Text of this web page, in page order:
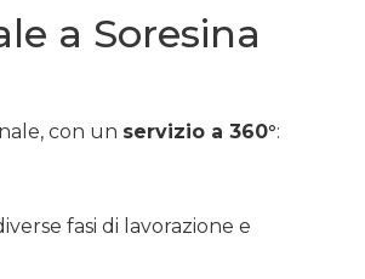
a Soresina
con un servizio a 360°:
fasi di lavorazione e